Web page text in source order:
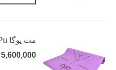
مت یوگا WARRIOR Alo Pu بنفش
5,600,000 تومان